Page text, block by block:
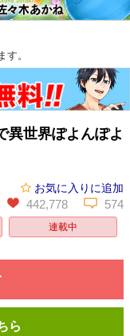
。
異世界ぽよんぽよ
お気に入りに追加
442,778 574
連載中
ら